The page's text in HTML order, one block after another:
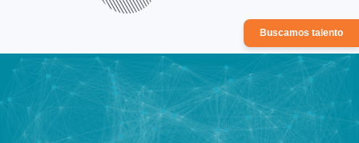
Buscamos talento